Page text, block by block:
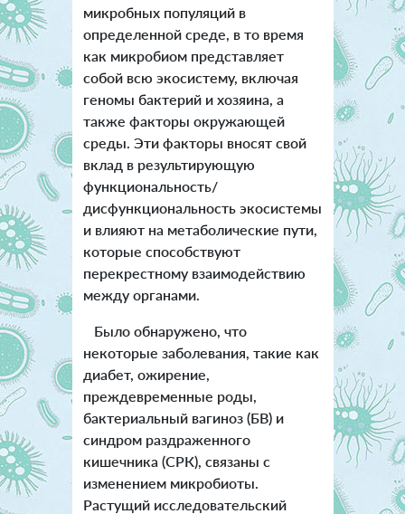
микробных популяций в
определенной среде, в то время
как микробиом представляет
собой всю экосистему, включая
геномы бактерий и хозяина, а
также факторы окружающей
среды. Эти факторы вносят свой
вклад в результирующую
функциональность/
дисфункциональность экосистемы
и влияют на метаболические пути,
которые способствуют
перекрестному взаимодействию
между органами.
Было обнаружено, что
некоторые заболевания, такие как
диабет, ожирение,
преждевременные роды,
бактериальный вагиноз (БВ) и
синдром раздраженного
кишечника (СРК), связаны с
изменением микробиоты.
Растущий исследовательский